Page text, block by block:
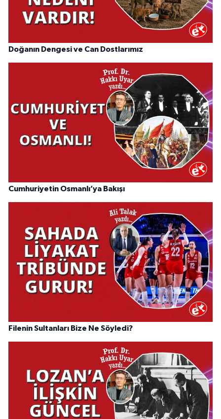
Doğanın Dengesi ve Can Dostlarımız
Cumhuriyetin Osmanlı’ya Bakışı
Filenin Sultanları Bize Ne Söyledi?